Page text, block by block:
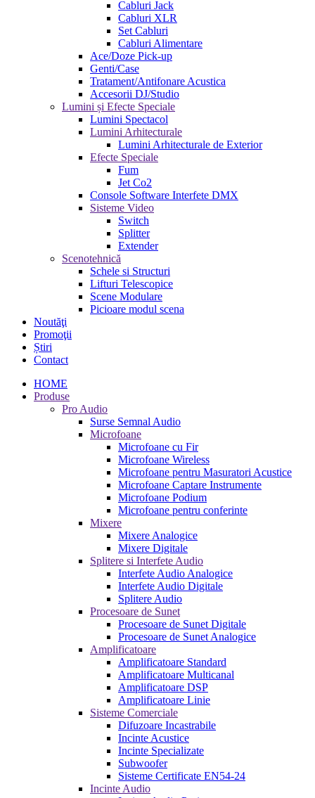
Cabluri Jack
Cabluri XLR
Set Cabluri
Cabluri Alimentare
Ace/Doze Pick-up
Genti/Case
Tratament/Antifonare Acustica
Accesorii DJ/Studio
Lumini și Efecte Speciale
Lumini Spectacol
Lumini Arhitecturale
Lumini Arhitecturale de Exterior
Efecte Speciale
Fum
Jet Co2
Console Software Interfete DMX
Sisteme Video
Switch
Splitter
Extender
Scenotehnică
Schele si Structuri
Lifturi Telescopice
Scene Modulare
Picioare modul scena
Noutăţi
Promoţii
Știri
Contact
HOME
Produse
Pro Audio
Surse Semnal Audio
Microfoane
Microfoane cu Fir
Microfoane Wireless
Microfoane pentru Masuratori Acustice
Microfoane Captare Instrumente
Microfoane Podium
Microfoane pentru conferinte
Mixere
Mixere Analogice
Mixere Digitale
Splitere si Interfete Audio
Interfete Audio Analogice
Interfete Audio Digitale
Splitere Audio
Procesoare de Sunet
Procesoare de Sunet Digitale
Procesoare de Sunet Analogice
Amplificatoare
Amplificatoare Standard
Amplificatoare Multicanal
Amplificatoare DSP
Amplificatoare Linie
Sisteme Comerciale
Difuzoare Incastrabile
Incinte Acustice
Incinte Specializate
Subwoofer
Sisteme Certificate EN54-24
Incinte Audio